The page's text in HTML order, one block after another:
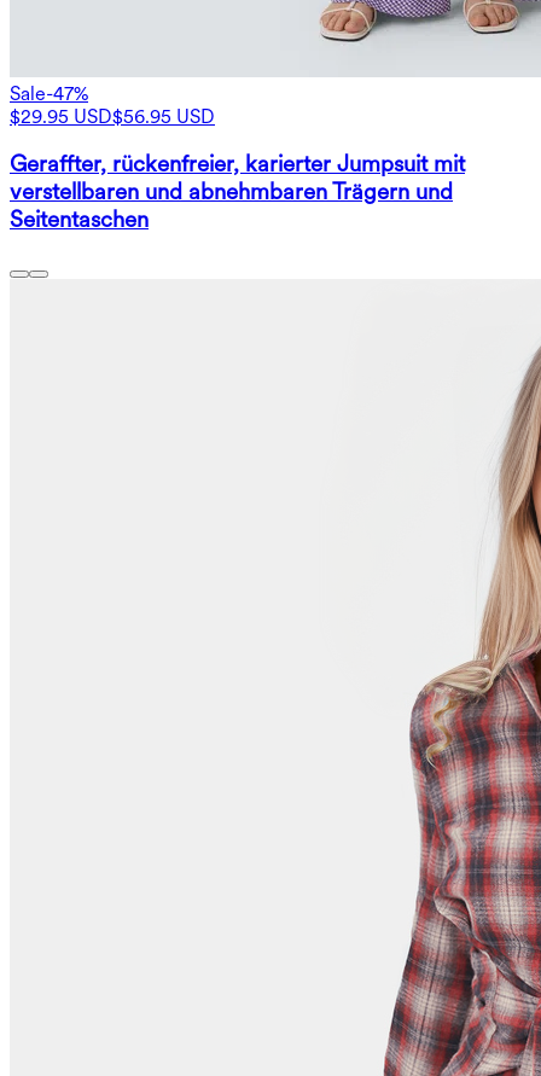
Sale-47%
$29.95 USD$56.95 USD
Geraffter, rückenfreier, karierter Jumpsuit mit
verstellbaren und abnehmbaren Trägern und
Seitentaschen